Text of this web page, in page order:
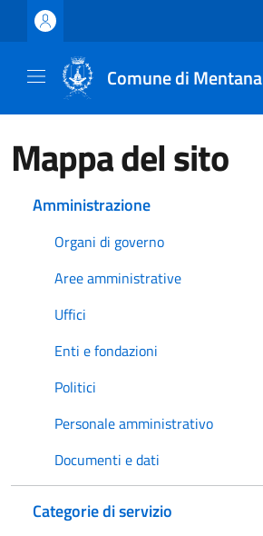
Vai ai contenuti
Vai al footer
Comune di Mentana
Mappa del sito
Amministrazione
Organi di governo
Aree amministrative
Uffici
Enti e fondazioni
Politici
Personale amministrativo
Documenti e dati
Categorie di servizio